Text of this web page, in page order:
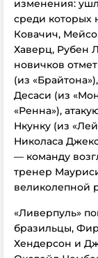
изменения:
среди которых
Ковачич,
Хаверц, Рубен
новичков
(из
Десаси (из
«Ренна»),
Нкунку (из
Николаса
–– команду
тренер
великолепной
«Ливерпуль»
бразильцы,
Хендерсон и